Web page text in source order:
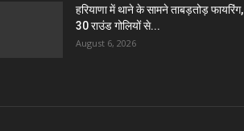
हरियाणा में थाने के सामने ताबड़तोड़ फायरिंग,
30 राउंड गोलियों से...
August 6, 2026